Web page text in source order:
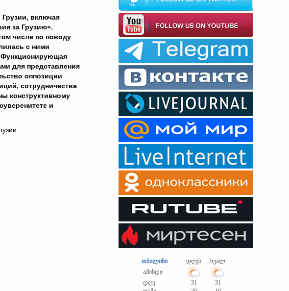
включая
за Грузию».
числе по поводу
с ними
Функционирующая
для представления
оппозиции
сотрудничества
конструктивному
и
თბილისი დღეს
ხვალ
ამინდი
დღე
31
31